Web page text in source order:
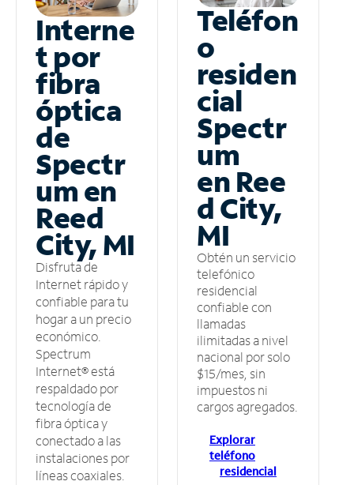
Interne
t por
fibra
óptica
de
Spectr
um en
Reed
City, MI
Disfruta de
Internet rápido y
confiable para tu
hogar a un precio
económico.
Spectrum
Internet® está
respaldado por
tecnología de
fibra óptica y
conectado a las
instalaciones por
líneas coaxiales.
Teléfon
o
residen
cial
Spectr
um
en Ree
d City,
MI
Obtén un servicio
telefónico
residencial
confiable con
llamadas
ilimitadas a nivel
nacional por solo
$15/mes, sin
impuestos ni
cargos agregados.
Explorar
teléfono
residencial